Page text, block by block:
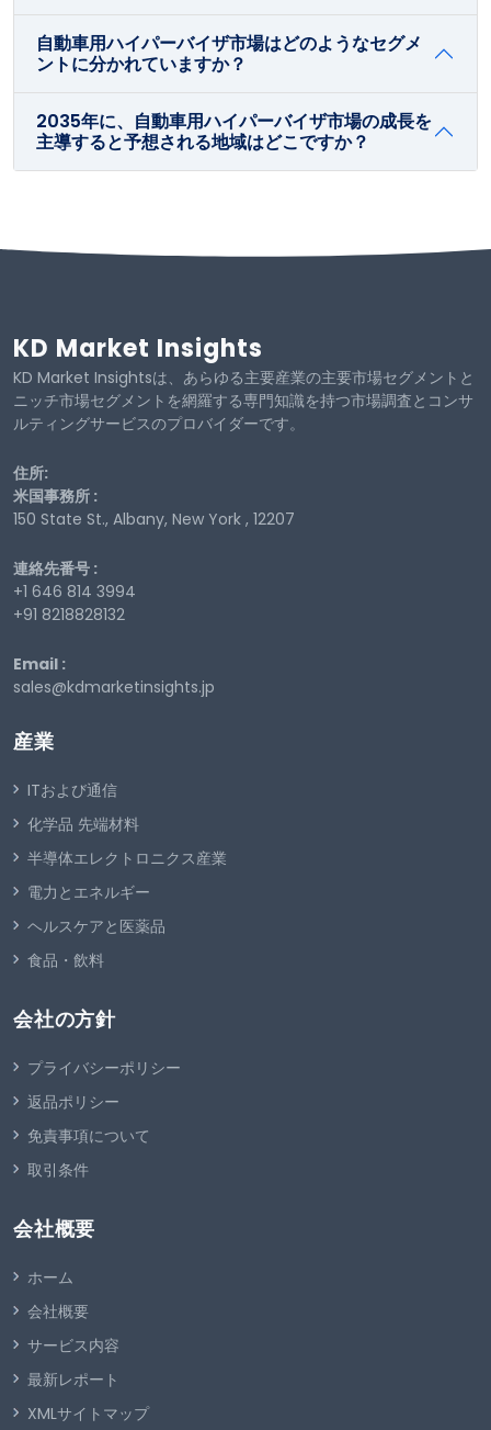
自動車用ハイパーバイザ市場はどのようなセグメ
ントに分かれていますか？
2035年に、自動車用ハイパーバイザ市場の成長を
主導すると予想される地域はどこですか？
KD Market Insights
KD Market Insightsは、あらゆる主要産業の主要市場セグメントと
ニッチ市場セグメントを網羅する専門知識を持つ市場調査とコンサ
ルティングサービスのプロバイダーです。
住所:
米国事務所 :
150 State St., Albany, New York , 12207
連絡先番号 :
+1 646 814 3994
+91 8218828132
Email :
sales@kdmarketinsights.jp
産業
ITおよび通信
化学品 先端材料
半導体エレクトロニクス産業
電力とエネルギー
ヘルスケアと医薬品
食品・飲料
会社の方針
プライバシーポリシー
返品ポリシー
免責事項について
取引条件
会社概要
ホーム
会社概要
サービス内容
最新レポート
XMLサイトマップ